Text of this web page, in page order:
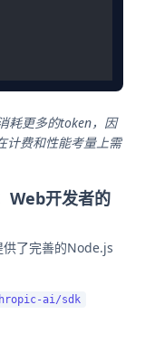
耗更多的token，因
计费和性能考量上需
Web开发者的
了完善的Node.js
ai/sdk